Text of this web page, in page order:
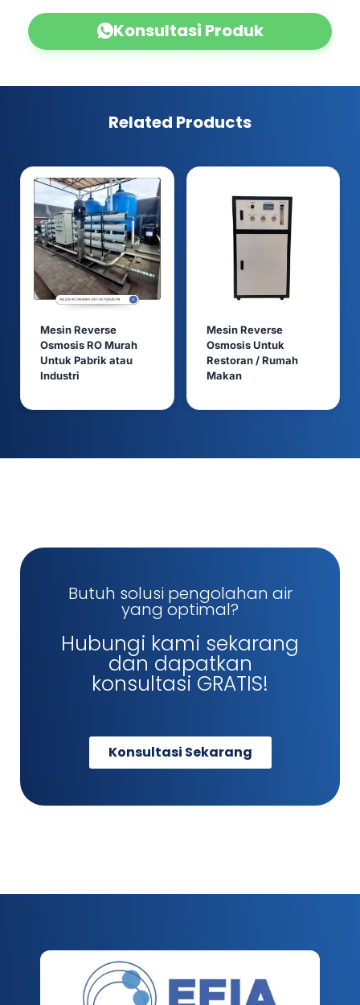
Konsultasi Produk
Related Products
Mesin Reverse
Osmosis RO Murah
Untuk Pabrik atau
Industri
Mesin Reverse
Osmosis Untuk
Restoran / Rumah
Makan
Butuh solusi pengolahan air
yang optimal?
Hubungi kami sekarang
dan dapatkan
konsultasi GRATIS!
Konsultasi Sekarang